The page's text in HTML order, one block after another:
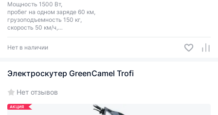
Мощность 1500 Вт,
пробег на одном заряде 60 км,
грузоподъемность 150 кг,
скорость 50 км/ч,
цвет: красный, черный, белый.
Нет в наличии
Электроскутер GreenCamel Trofi
Нет отзывов
АКЦИЯ